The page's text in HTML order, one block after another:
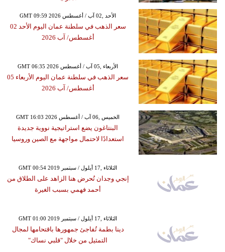
GMT 09:59 2026 الأحد ,02 آب / أغسطس
سعر الذهب في سلطنة عمان اليوم الأحد 02
أغسطس/ آب 2026
GMT 06:35 2026 الأربعاء ,05 آب / أغسطس
سعر الذهب في سلطنة عمان اليوم الأربعاء 05
أغسطس/ آب 2026
GMT 16:03 2026 الخميس ,06 آب / أغسطس
البنتاغون يضع استراتيجية نووية جديدة
استعدادًا لاحتمال مواجهة مع الصين وروسيا
GMT 00:54 2019 الثلاثاء ,17 أيلول / سبتمبر
إنجي وجدان تُحرض هنا الزاهد على الطلاق من
أحمد فهمي بسبب الغيرة
GMT 01:00 2019 الثلاثاء ,17 أيلول / سبتمبر
دينا بطمة تُفاجئ جمهورها باقتحامها لمجال
التمثيل من خلال "قلبي نساك"